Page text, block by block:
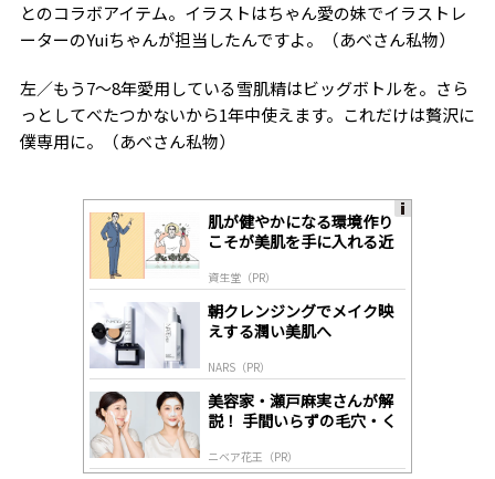
とのコラボアイテム。イラストはちゃん愛の妹でイラストレ
ーターのYuiちゃんが担当したんですよ。（あべさん私物）
左／もう7～8年愛用している雪肌精はビッグボトルを。さら
っとしてべたつかないから1年中使えます。これだけは贅沢に
僕専用に。（あべさん私物）
肌が健やかになる環境作り
こそが美肌を手に入れる近
資生堂（PR）
朝クレンジングでメイク映
えする潤い美肌へ
NARS（PR）
美容家・瀬戸麻実さんが解
説！ 手間いらずの毛穴・く
ニベア花王（PR）